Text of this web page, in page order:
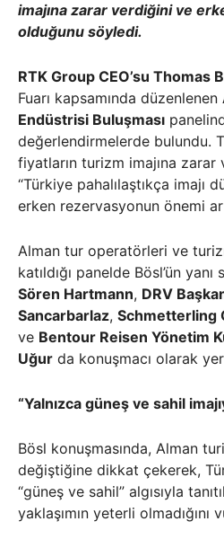
imajına zarar verdiğini ve
olduğunu söyledi.
RTK Group CEO’su Thomas
Fuarı kapsamında düzenlenen
Endüstrisi Buluşması
değerlendirmelerde bulundu.
fiyatların turizm imajına
“Türkiye pahalılaştıkça imajı
erken rezervasyonun önemi
Alman tur operatörleri ve
katıldığı panelde Bösl’ün yanı
Sören Hartmann, DRV
Sancarbarlaz, Schmetterling
ve Bentour Reisen Yönetim
Uğur da konuşmacı olarak yer
“Yalnızca güneş ve sahil
Bösl konuşmasında, Alman
değiştiğine dikkat çekerek,
“güneş ve sahil” algısıyla
yaklaşımın yeterli olmadığını